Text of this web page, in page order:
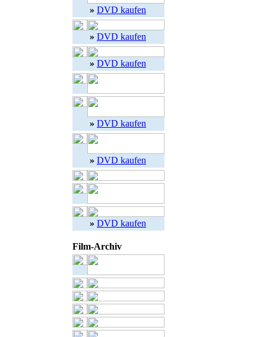
» DVD kaufen
» DVD kaufen
» DVD kaufen
» DVD kaufen
» DVD kaufen
» DVD kaufen
Film-Archiv